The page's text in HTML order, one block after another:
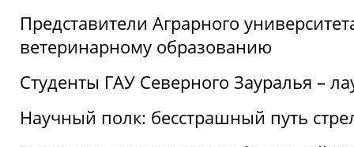
Представители Аграрного
ветеринарному образованию
Студенты ГАУ Северного Зауралья –
Научный полк: бесстрашный путь